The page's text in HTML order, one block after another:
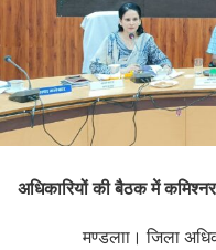
अधिकारियों की बैठक में
मण्‍डलाा। जिला